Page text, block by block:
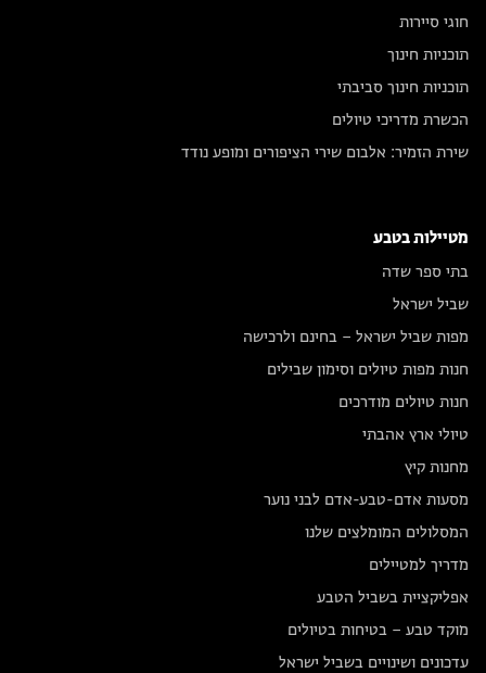
חוגי סיירות
תוכניות חינוך
תוכניות חינוך סביבתי
הכשרת מדריכי טיולים
שירת הזמיר: אלבום שירי הציפורים ומופע נודד
מטיילות בטבע
בתי ספר שדה
שביל ישראל
מפות שביל ישראל – בחינם ולרכישה
חנות מפות טיולים וסימון שבילים
חנות טיולים מודרכים
טיולי ארץ אהבתי
מחנות קיץ
מסעות אדם-טבע-אדם לבני נוער
המסלולים המומלצים שלנו
מדריך למטיילים
אפליקציית בשביל הטבע
מוקד טבע – בטיחות בטיולים
עדכונים ושינויים בשביל ישראל